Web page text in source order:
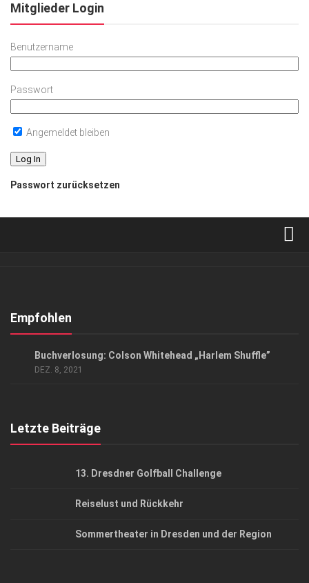
Mitglieder Login
Benutzername
Passwort
Angemeldet bleiben
Passwort zurücksetzen
Kontakt, Impressum
Empfohlen
Buchverlosung: Colson Whitehead „Harlem Shuffle”
DEZ. 8, 2021
Letzte Beiträge
13. Dresdner Golfball Challenge
Reiselust und Rückkehr
Sommertheater in Dresden und der Region